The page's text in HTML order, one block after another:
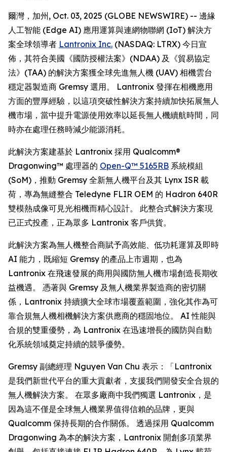
爾灣，加州, Oct. 03, 2025 (GLOBE NEWSWIRE) -- 邊緣
人工智能 (Edge AI) 應用運算與連網物聯網 (IoT) 解決方
案全球領導者 Lantronix Inc. (NASDAQ: LTRX) 今日宣
佈，其符合美國《國防授權法案》(NDAA) 及《貿易協定
法》(TAA) 的解決方案獲全球先進無人機 (UAV) 相機雲台
穩定器製造商 Gremsy 選用。 Lantronix 發揮在相機應用
方面的豐厚經驗，以這項突破性解決方案持續加快拓展無人
機市場，當中提升電源使用效率以延長無人機續航時間，同
時亦在處理任務時減少能源消耗。
此解決方案建基於 Lantronix 採用 Qualcomm®
Dragonwing™ 處理器的 Open-Q™ 5165RB 系統模組
(SoM)，推動 Gremsy 全新無人機平台及其 Lynx ISR 載
荷，專為無縫整合 Teledyne FLIR OEM 的 Hadron 640R
雙模熱成像可見光相機而精心設計。 此整合式解決方案現
已正式投產，正為眾多 Lantronix 客戶供貨。
此解決方案為無人機整合商賦予高效能、低功耗運算及即時
AI 能力，既縮短 Gremsy 的產品上市週期，也為
Lantronix 在飛速發展的商用與國防無人機市場創造長期收
益機遇。 憑著與 Gremsy 及無人機業界製造商的密切關
係，Lantronix 持續擴大全球市場覆蓋範圍，強化其作為可
靠合規無人機相機解決方案供應商的穩固地位。 AI 性能與
合規的雙重優勢，為 Lantronix 在迅速增長的國防與自動
化系統領域奠定持續的競爭優勢。
Gremsy 副總經理 Nguyen Van Chu 表示：「Lantronix
是我們新世代平台的重大貢獻者，支援我們開發安全合規的
無人機解決方案。 在眾多廠商中我們獨選 Lantronix，是
因為這不僅是全球無人機業界值得信賴的品牌，更與
Qualcomm 保持長期的合作關係。 透過採用 Qualcomm
Dragonwing 為本的解決方案，Lantronix 開創多項業界